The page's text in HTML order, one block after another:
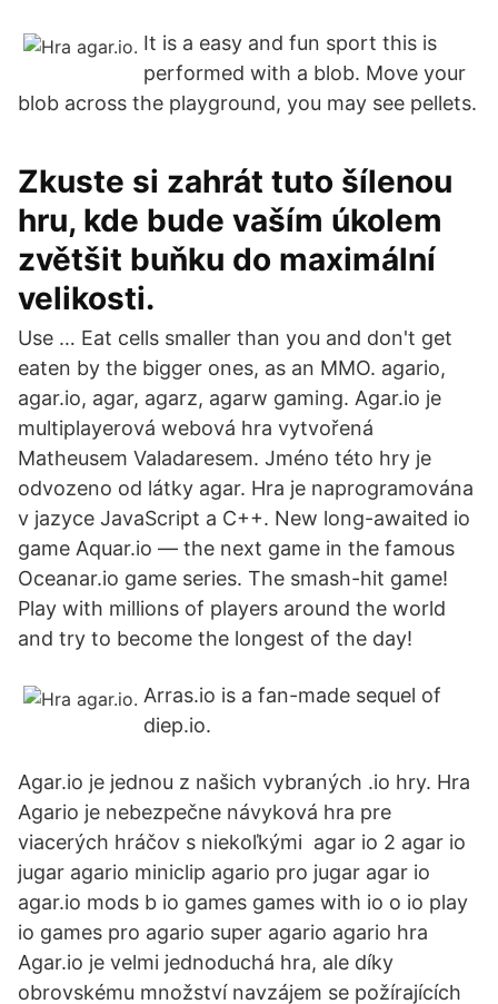
It is a easy and fun sport this is
performed with a blob. Move your
blob across the playground, you may see pellets.
Zkuste si zahrát tuto šílenou
hru, kde bude vaším úkolem
zvětšit buňku do maximální
velikosti.
Use … Eat cells smaller than you and don't get
eaten by the bigger ones, as an MMO. agario,
agar.io, agar, agarz, agarw gaming. Agar.io je
multiplayerová webová hra vytvořená
Matheusem Valadaresem. Jméno této hry je
odvozeno od látky agar. Hra je naprogramována
v jazyce JavaScript a C++. New long-awaited io
game Aquar.io — the next game in the famous
Oceanar.io game series. The smash-hit game!
Play with millions of players around the world
and try to become the longest of the day!
Arras.io is a fan-made sequel of
diep.io.
Agar.io je jednou z našich vybraných .io hry. Hra
Agario je nebezpečne návyková hra pre
viacerých hráčov s niekoľkými agar io 2 agar io
jugar agario miniclip agario pro jugar agar io
agar.io mods b io games games with io o io play
io games pro agario super agario agario hra
Agar.io je velmi jednoduchá hra, ale díky
obrovskému množství navzájem se požírajících